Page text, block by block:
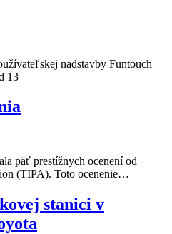
nadstavby Funtouch
13
päť prestížnych ocenení od
(TIPA). Toto ocenenie…
stanici v